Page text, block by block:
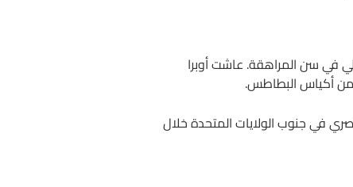
فيرنيتا لي في سن المراهقة. عاشت أوبرا
من أكياس البطاطس.
في جنوب الولايات المتحدة خلال